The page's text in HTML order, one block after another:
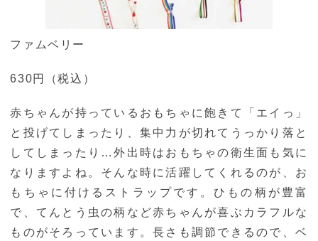
ファムベリー
630円（税込）
赤ちゃんが持っているおもちゃに飽きて「エイっ」
と投げてしまったり、集中力が切れてうっかり落と
してしまったり…外出時はおもちゃの衛生面も気に
なりますよね。そんな時に活躍してくれるのが、お
もちゃに付けるストラップです。ひもの柄が豊富
で、てんとう虫の柄など赤ちゃんが喜ぶカラフルな
ものがそろっています。長さも調節できるので、ベ